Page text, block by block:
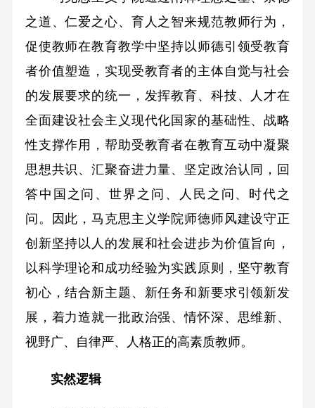
之道、仁爱之心、育人之智来规范教师行为，
促使教师在教育教学中坚持以师德引领受教育
者价值塑造，实现受教育者的主体自觉与社会
的发展要求的统一，发挥教育、科技、人才在
全面建设社会主义现代化国家的基础性、战略
性支撑作用，帮助受教育者在教育互动中凝聚
思想共识、汇聚奋进力量、坚定政治认同，回
答中国之问、世界之问、人民之问、时代之
问。因此，马克思主义学院师德师风建设守正
创新坚持以人的发展和社会进步为价值旨向，
以科学理论和成功经验为实践原则，坚守教育
初心，结合新主题、新任务和新要求引领新发
展，着力造就一批政治强、情怀深、思维新、
视野广、自律严、人格正的高素质教师。
实然逻辑